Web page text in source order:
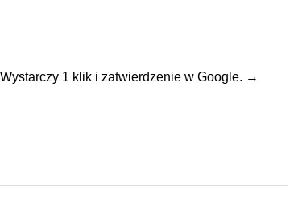
1 klik i zatwierdzenie w Google. →